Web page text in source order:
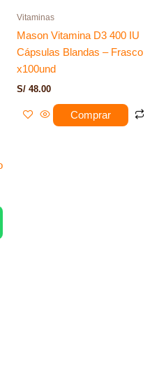
Vitaminas
Mason Vitamina D3 400 IU
Cápsulas Blandas – Frasco
x100und
S/ 48.00
Comprar